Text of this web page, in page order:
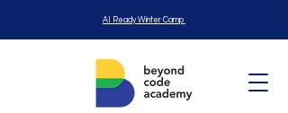
AI Ready Winter Camp